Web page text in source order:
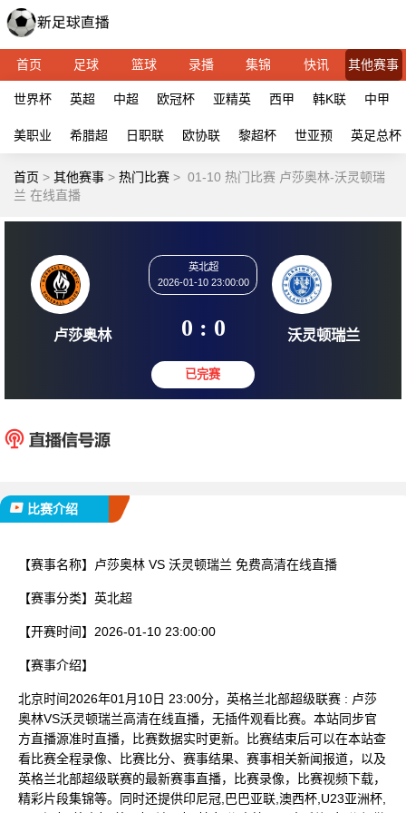
首页 足球 篮球 录播 集锦 快讯 其他赛事
世界杯 英超 中超 欧冠杯 亚精英 西甲 韩K联 中甲
美职业 希腊超 日职联 欧协联 黎超杯 世亚预 英足总杯
首页 > 其他赛事 > 热门比赛 > 01-10 热门比赛 卢莎奥林-沃灵顿瑞
兰 在线直播
2026-01-10 23:00:00
0 : 0
比赛介绍
【赛事名称】 卢莎奥林 VS 沃灵顿瑞兰 免费高清在线直播
【赛事分类】 英北超
【开赛时间】 2026-01-10 23:00:00
【赛事介绍】
北京时间2026年01月10日 23:00分，英格兰北部超级联赛 : 卢莎
奥林VS沃灵顿瑞兰高清在线直播，无插件观看比赛。本站同步官
方直播源准时直播，比赛数据实时更新。比赛结束后可以在本站查
看比赛全程录像、比赛比分、赛事结果、赛事相关新闻报道，以及
英格兰北部超级联赛的最新赛事直播，比赛录像，比赛视频下载，
精彩片段集锦等。同时还提供印尼冠,巴巴亚联,澳西杯,U23亚洲杯,